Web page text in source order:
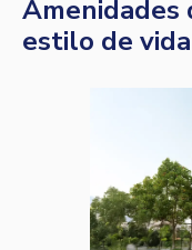
Amenidades
estilo de vida